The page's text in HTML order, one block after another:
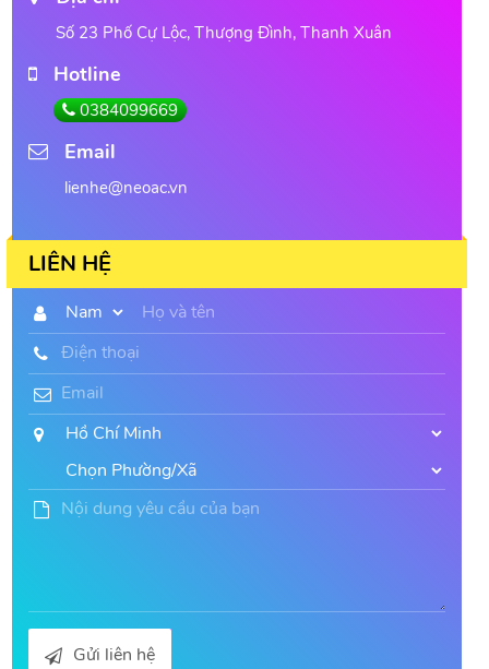
Số 23 Phố Cự Lộc, Thượng Đình, Thanh Xuân
Hotline
0384099669
Email
lienhe@neoac.vn
LIÊN HỆ
Gửi liên hệ